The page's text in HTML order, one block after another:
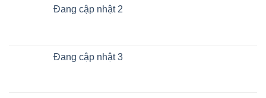
Đang cập nhật 2
Đang cập nhật 3